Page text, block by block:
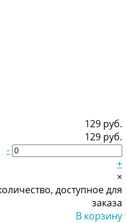
129 руб.
129 руб.
-
+
×
доступное для
заказа
В корзину